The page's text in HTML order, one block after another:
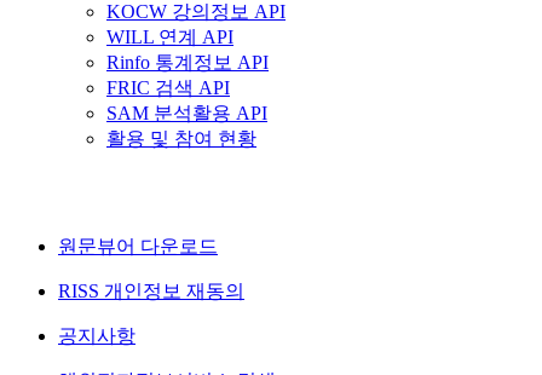
KOCW 강의정보 API
WILL 연계 API
Rinfo 통계정보 API
FRIC 검색 API
SAM 분석활용 API
활용 및 참여 현황
원문뷰어 다운로드
RISS 개인정보 재동의
공지사항